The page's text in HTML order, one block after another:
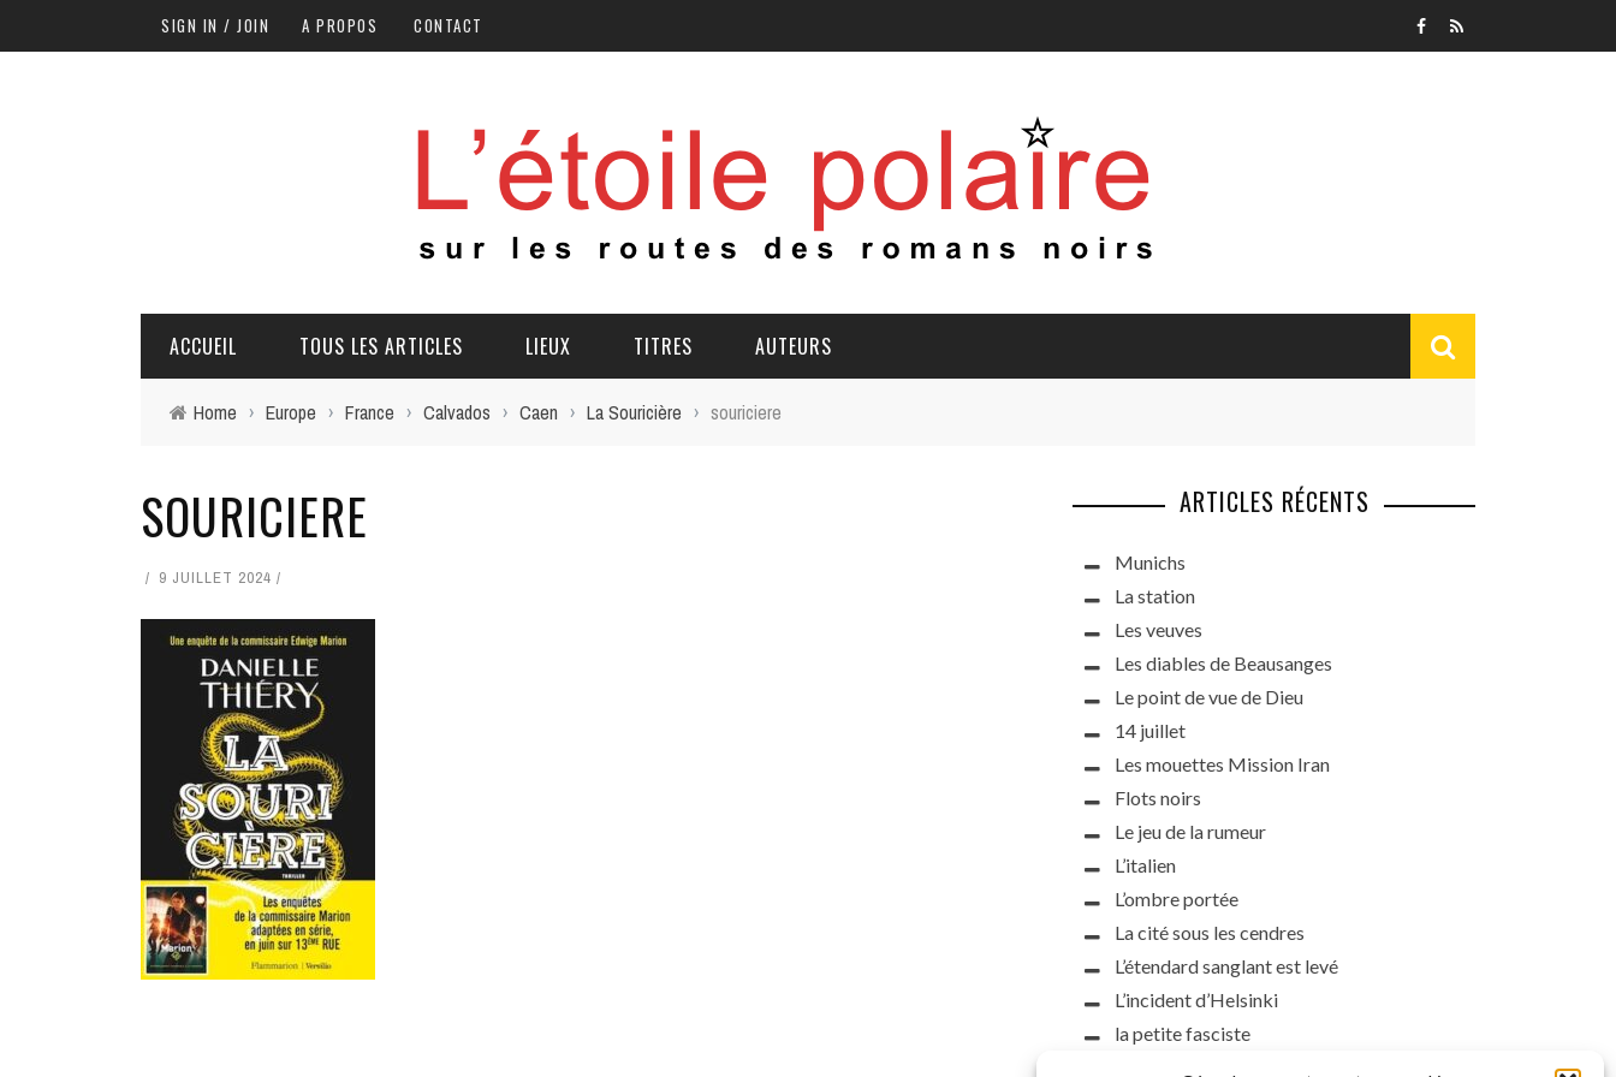
SIGN IN / JOIN A PROPOS CONTACT
ACCUEIL TOUS LES ARTICLES LIEUX TITRES AUTEURS
Home › Europe › France › Calvados › Caen › La Souricière › souriciere
SOURICIERE
9 JUILLET 2024
ARTICLES RÉCENTS
Munichs
La station
Les veuves
Les diables de Beausanges
Le point de vue de Dieu
14 juillet
Les mouettes Mission Iran
Flots noirs
Le jeu de la rumeur
L’italien
L’ombre portée
La cité sous les cendres
L’étendard sanglant est levé
L’incident d’Helsinki
la petite fasciste